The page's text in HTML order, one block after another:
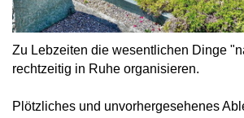
Zu Lebzeiten die wesentlichen Dinge
rechtzeitig in Ruhe organisieren.
Plötzliches und unvorhergesehenes